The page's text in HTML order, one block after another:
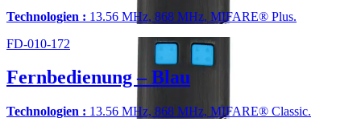
Technologien : 13.56 MHz, 868 MHz, MIFARE® Plus.
FD-010-172
Fernbedienung – Blau
Technologien : 13.56 MHz, 868 MHz, MIFARE® Classic.